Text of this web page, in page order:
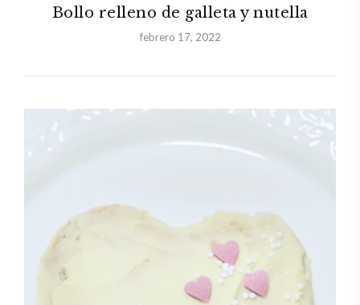
Bollo relleno de galleta y nutella
febrero 17, 2022